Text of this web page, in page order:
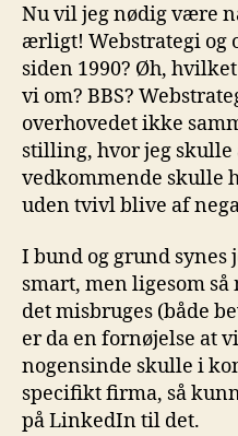
Nu vil jeg nødig være
ærligt! Webstrategi og
siden 1990? Øh,
vi om? BBS?
overhovedet ikke
stilling, hvor jeg skulle
vedkommende skulle
uden tvivl blive af
I bund og grund
smart, men ligesom
det misbruges (både
er da en fornøjelse at
nogensinde skulle i
specifikt firma, så
på LinkedIn til det.